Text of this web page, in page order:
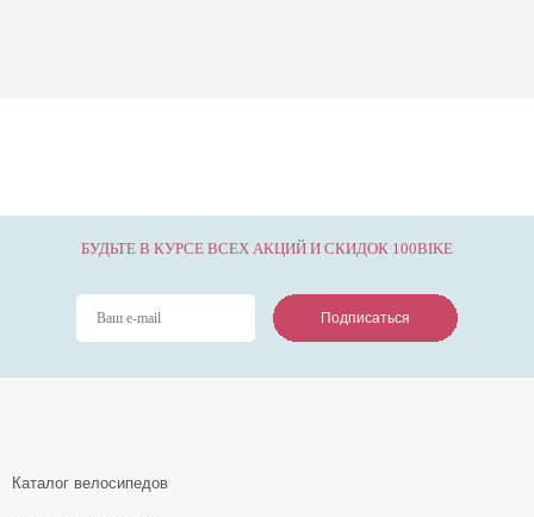
БУДЬТЕ В КУРСЕ ВСЕХ АКЦИЙ И СКИДОК 100BIKE
Подписаться
Подписаться
Подписаться
Каталог велосипедов